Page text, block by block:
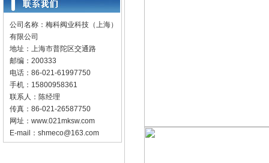
公司名称：梅科阀业科技（上海）
有限公司
地址：上海市普陀区交通路
邮编：200333
电话：86-021-61997750
手机：15800958361
联系人：陈经理
传真：86-021-26587750
网址： www.021mksw.com
E-mail： shmeco@163.com